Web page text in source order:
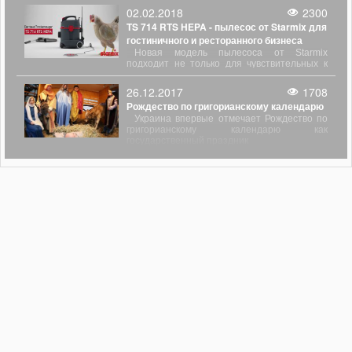
02.02.2018 2300
TS 714 RTS HEPA - пылесос от Starmix для
гостиничного и ресторанного бизнеса
Новая модель пылесоса от Starmix
подходит не только для чувствительных к
шуму областей, но также и с точки зрения
аллергии благодаря фильтру HEPA.
Благодаря этим функциям TS 714 RTS HEPA
является компактным универсалом для
уборки в гостиницах, ресторанах и офисных
помещениях. Что касается энергетики, он
26.12.2017 1708
Рождество по григорианскому календарю
Украина впервые отмечает Рождество по
григорианскому календарю как